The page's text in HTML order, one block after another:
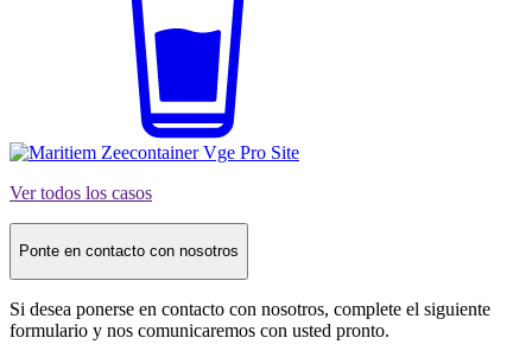
Ver todos los casos
Ponte en contacto con nosotros
Si desea ponerse en contacto con nosotros, complete el siguiente
formulario y nos comunicaremos con usted pronto.